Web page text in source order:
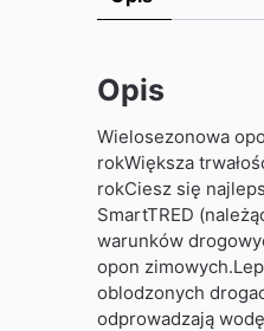
Opis
Wielosezonowa
rokWiększa
rokCiesz się
SmartTRED
warunków
opon
oblodzonych
odprowadzają